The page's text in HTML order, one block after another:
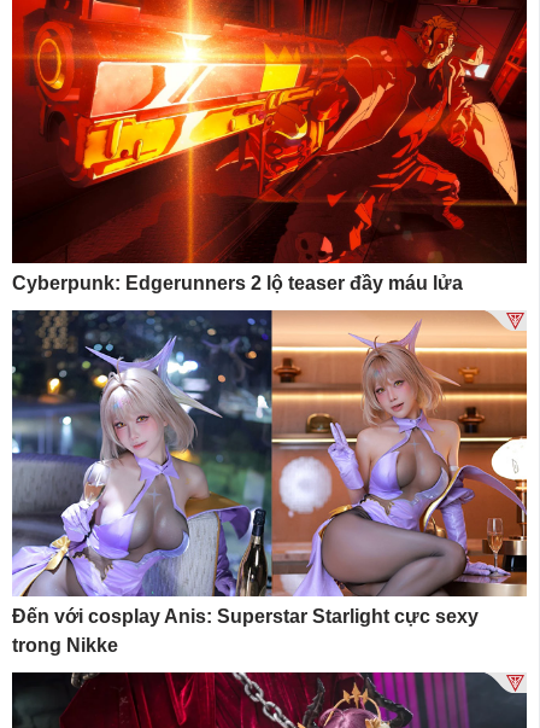
Cyberpunk: Edgerunners 2 lộ teaser đầy máu lửa
Đến với cosplay Anis: Superstar Starlight cực sexy
trong Nikke